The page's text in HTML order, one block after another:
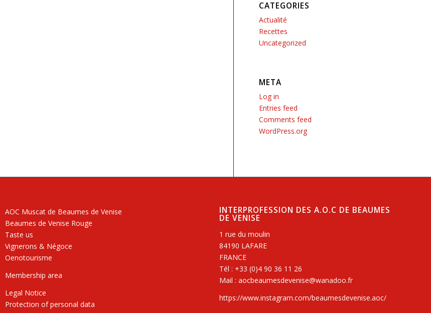
CATEGORIES
Actualité
Recettes
Uncategorized
META
Log in
Entries feed
Comments feed
WordPress.org
AOC Muscat de Beaumes de Venise
Beaumes de Venise Rouge
Taste us
Vignerons & Négoce
Oenotourisme
Membership area
Legal Notice
Protection of personal data
INTERPROFESSION DES A.O.C DE BEAUMES
DE VENISE
1 rue du moulin
84190 LAFARE
FRANCE
Tél : +33 (0)4 90 36 11 26
Mail : aocbeaumesdevenise@wanadoo.fr
https://www.instagram.com/beaumesdevenise.aoc/